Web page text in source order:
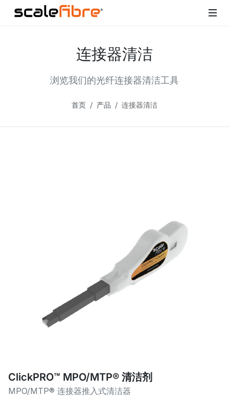
连接器清洁
浏览我们的光纤连接器清洁工具
首页 产品 连接器清洁
ClickPRO™ MPO/MTP® 清洁剂
MPO/MTP® 连接器推入式清洁器